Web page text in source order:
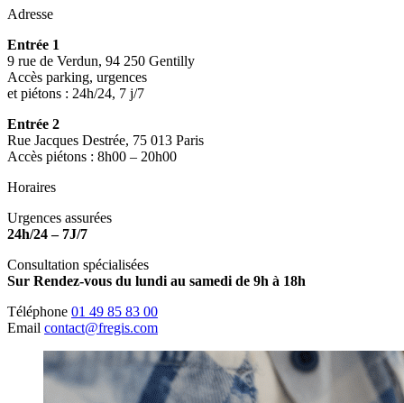
Adresse
Entrée 1
9 rue de Verdun, 94 250 Gentilly
Accès parking, urgences
et piétons : 24h/24, 7 j/7
Entrée 2
Rue Jacques Destrée, 75 013 Paris
Accès piétons : 8h00 – 20h00
Horaires
Urgences assurées
24h/24 – 7J/7
Consultation spécialisées
Sur Rendez-vous du lundi au samedi de 9h à 18h
Téléphone 01 49 85 83 00
Email contact@fregis.com